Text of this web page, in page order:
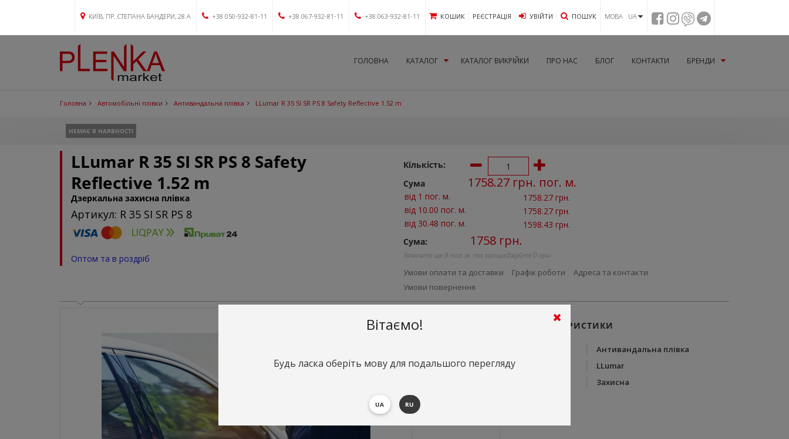
КИЇВ, ПР. СТЕПАНА БАНДЕРИ, 28 А +38 050-932-81-11 +38 067-932-81-11 +38 063-932-81-11 КОШИК РЕЄСТРАЦІЯ УВIЙТИ ПОШУК МОВА UA
ГОЛОВНА КАТАЛОГ КАТАЛОГ ВИКРІЙКИ ПРО НАС БЛОГ КОНТАКТИ БРЕНДИ
Головна Автомобільні плівки Антивандальна плівка LLumar R 35 SI SR PS 8 Safety Reflective 1.52 m
НЕМАЄ В НАЯВНОСТІ
LLumar R 35 SI SR PS 8 Safety
Reflective 1.52 m
Дзеркальна захисна плівка
Артикул: R 35 SI SR PS 8
Оптом та в роздріб
Кількість:
Сума
1758.27 грн. пог. м.
від 1 пог. м.
1758.27 грн.
від 10.00 пог. м.
1758.27 грн.
від 30.48 пог. м.
1598.43 грн.
Сума:
1758 грн.
Замовте ще 9 пог. м. та заощаджуйте 0 грн.
Умови оплати та доставки Графік роботи
Адреса та контакти
Умови повернення
ХАРАКТЕРИСТИКИ
Антивандальна плівка
LLumar
Захисна
Вітаємо!
Будь ласка оберіть мову для подальшого перегляду
UA RU